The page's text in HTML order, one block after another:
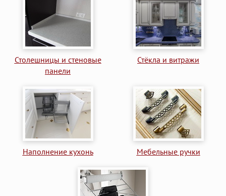
Столешницы и стеновые
панели
Стёкла и витражи
Наполнение кухонь Мебельные ручки